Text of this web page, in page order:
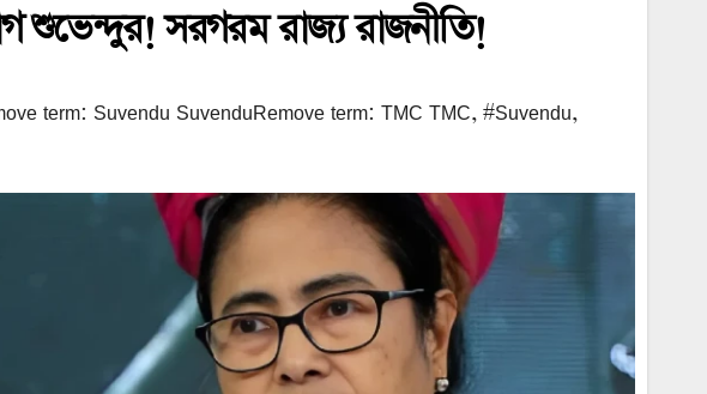
শুভেন্দুর! সরগরম রাজ্য রাজনীতি!
term: Suvendu SuvenduRemove term: TMC TMC, #Suvendu,